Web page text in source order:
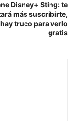
Disney+ Sting: te
más suscribirte,
truco para verlo
gratis